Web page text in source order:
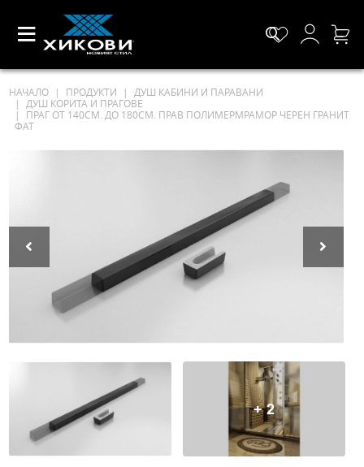
НАЧАЛО ПРОДУКТИ
ДУШ КАБИНИ И ПАРАВАНИ
ДУШ КОРИТА И ПРАГОВЕ
ПРАГ ОТ 140СМ. ДО 180СМ. ПРАВ ПОЛИМЕРМРАМОР ЧЕРЕН ГРАНИТ
ФАТ
+ 2